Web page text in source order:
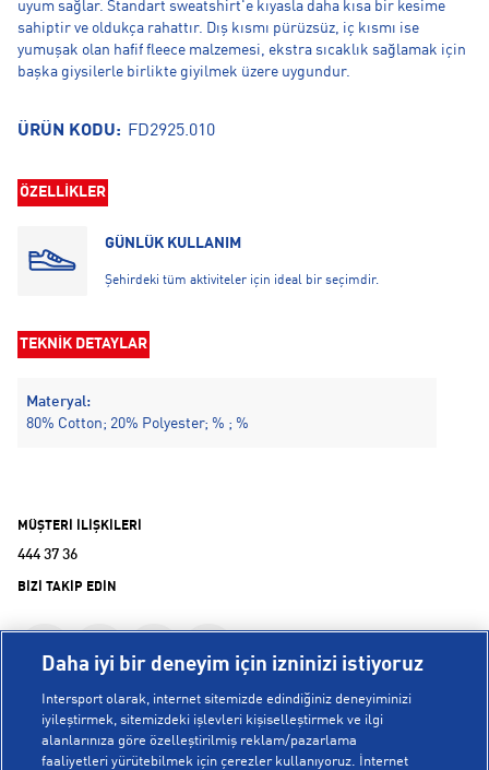
uyum sağlar. Standart sweatshirt'e kıyasla daha kısa bir kesime
sahiptir ve oldukça rahattır. Dış kısmı pürüzsüz, iç kısmı ise
yumuşak olan hafif fleece malzemesi, ekstra sıcaklık sağlamak için
başka giysilerle birlikte giyilmek üzere uygundur.
ÜRÜN KODU: FD2925.010
ÖZELLİKLER
GÜNLÜK KULLANIM
Şehirdeki tüm aktiviteler için ideal bir seçimdir.
TEKNİK DETAYLAR
Materyal:
80% Cotton; 20% Polyester; % ; %
MÜŞTERİ İLİŞKİLERİ
444 37 36
BİZİ TAKİP EDİN
KURUMSAL
Daha iyi bir deneyim için izninizi istiyoruz
Intersport olarak, internet sitemizde edindiğiniz deneyiminizi
iyileştirmek, sitemizdeki işlevleri kişiselleştirmek ve ilgi
alanlarınıza göre özelleştirilmiş reklam/pazarlama
faaliyetleri yürütebilmek için çerezler kullanıyoruz. İnternet